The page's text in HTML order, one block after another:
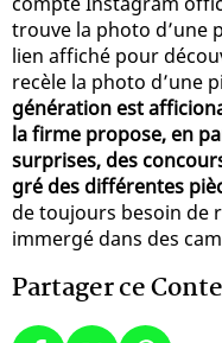
trouve la photo d’une
lien affiché pour
recèle la photo d’une
génération est
la firme propose, en
surprises, des
gré des différentes
de toujours besoin de
immergé dans des
Partager ce